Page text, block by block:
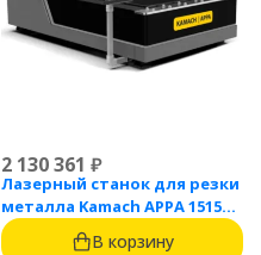
2 130 361 ₽
Лазерный станок для резки
металла Kamach APPA 1515
(1500 Вт)
В корзину